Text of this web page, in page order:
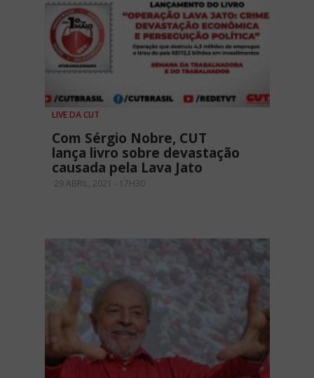
LIVE DA CUT
Com Sérgio Nobre, CUT
lança livro sobre devastação
causada pela Lava Jato
29 ABRIL, 2021 - 17H30